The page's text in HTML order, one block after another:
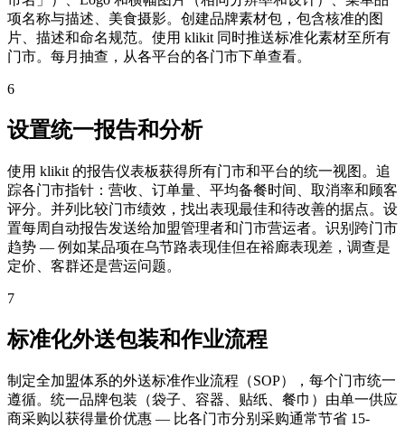
项名称与描述、美食摄影。创建品牌素材包，包含核准的图
片、描述和命名规范。使用 klikit 同时推送标准化素材至所有
门市。每月抽查，从各平台的各门市下单查看。
6
设置统一报告和分析
使用 klikit 的报告仪表板获得所有门市和平台的统一视图。追
踪各门市指针：营收、订单量、平均备餐时间、取消率和顾客
评分。并列比较门市绩效，找出表现最佳和待改善的据点。设
置每周自动报告发送给加盟管理者和门市营运者。识别跨门市
趋势 — 例如某品项在乌节路表现佳但在裕廊表现差，调查是
定价、客群还是营运问题。
7
标准化外送包装和作业流程
制定全加盟体系的外送标准作业流程（SOP），每个门市统一
遵循。统一品牌包装（袋子、容器、贴纸、餐巾）由单一供应
商采购以获得量价优惠 — 比各门市分别采购通常节省 15-